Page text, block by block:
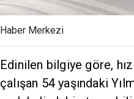
Haber Merkezi
Edinilen bilgiye göre,
çalışan 54 yaşındaki